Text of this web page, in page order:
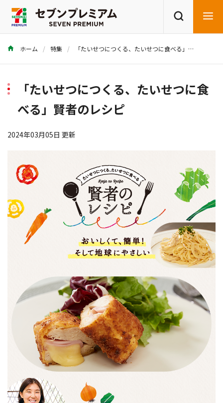
商品を探す レシピを探す
ホーム 特集 「たいせつにつくる、たいせつに食べる」賢者のレシピ
「たいせつにつくる、たいせつに食
べる」賢者のレシピ
2024年03月05日 更新